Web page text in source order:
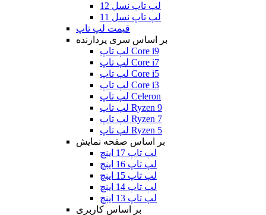
لپ تاپ نسل 12
لپ تاپ نسل 11
قیمت لپ تاپ
بر اساس سری پردازنده
لپ تاپ Core i9
لپ تاپ Core i7
لپ تاپ Core i5
لپ تاپ Core i3
لپ تاپ Celeron
لپ تاپ Ryzen 9
لپ تاپ Ryzen 7
لپ تاپ Ryzen 5
بر اساس صفحه نمایش
لپ تاپ 17 اینچ
لپ تاپ 16 اینچ
لپ تاپ 15 اینچ
لپ تاپ 14 اینچ
لپ تاپ 13 اینچ
بر اساس کاربری